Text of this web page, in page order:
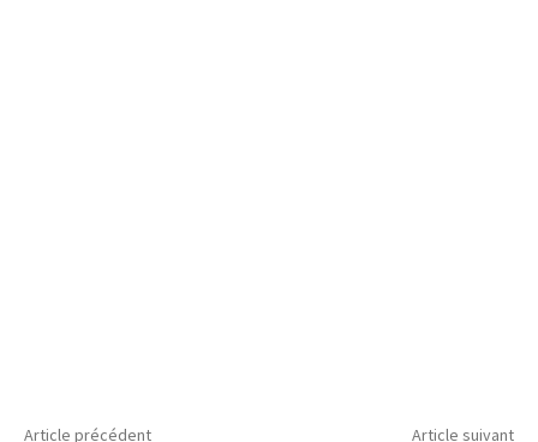
Article précédent Article suivant